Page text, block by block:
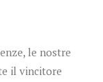
le nostre
il vincitore